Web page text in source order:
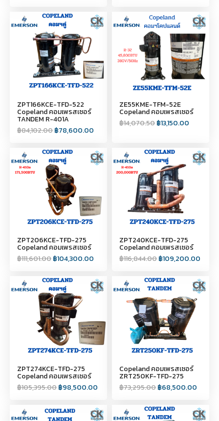
ZPT166KCE-TFD-522
Copeland คอมเพรสเซอร์
TANDEM R-401A
฿84,102.00฿78,600.00
ZE55KME-TFM-52E
Copeland คอมเพรสเซอร์
฿14,070.50฿13,150.00
ZPT206KCE-TFD-275
Copeland คอมเพรสเซอร์
฿111,601.00฿104,300.00
ZPT240KCE-TFD-275
Copeland คอมเพรสเซอร์
฿116,844.00฿109,200.00
ZPT274KCE-TFD-275
Copeland คอมเพรสเซอร์
฿105,395.00฿98,500.00
Copeland คอมเพรสเซอร์
ZRT250KF-TFD-275
฿73,295.00฿68,500.00